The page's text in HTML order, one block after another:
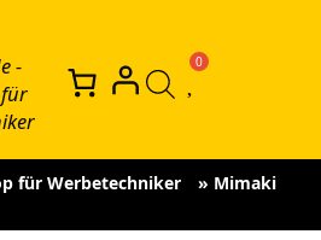
für Werbetechniker » Mimaki